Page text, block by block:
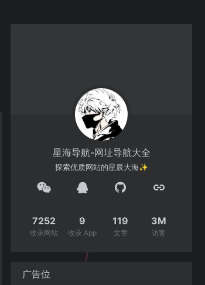
星海导航-网址导航大全
探索优质网站的星辰大海✨
7252
收录网站
9
收录 App
119
文章
3M
访客
广告位